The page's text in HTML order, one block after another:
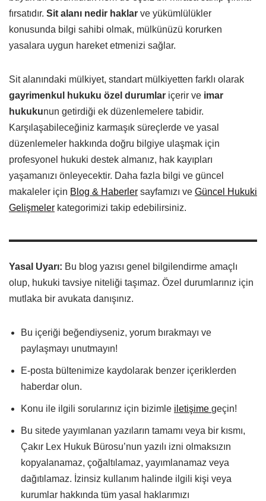
fırsatıdır. Sit alanı nedir haklar ve yükümlülükler
konusunda bilgi sahibi olmak, mülkünüzü korurken
yasalara uygun hareket etmenizi sağlar.
Sit alanındaki mülkiyet, standart mülkiyetten farklı olarak
gayrimenkul hukuku özel durumlar içerir ve imar
hukukunun getirdiği ek düzenlemelere tabidir.
Karşılaşabileceğiniz karmaşık süreçlerde ve yasal
düzenlemeler hakkında doğru bilgiye ulaşmak için
profesyonel hukuki destek almanız, hak kayıpları
yaşamanızı önleyecektir. Daha fazla bilgi ve güncel
makaleler için Blog & Haberler sayfamızı ve Güncel Hukuki
Gelişmeler kategorimizi takip edebilirsiniz.
Yasal Uyarı: Bu blog yazısı genel bilgilendirme amaçlı
olup, hukuki tavsiye niteliği taşımaz. Özel durumlarınız için
mutlaka bir avukata danışınız.
Bu içeriği beğendiyseniz, yorum bırakmayı ve
paylaşmayı unutmayın!
E-posta bültenimize kaydolarak benzer içeriklerden
haberdar olun.
Konu ile ilgili sorularınız için bizimle iletişime geçin!
Bu sitede yayımlanan yazıların tamamı veya bir kısmı,
Çakır Lex Hukuk Bürosu’nun yazılı izni olmaksızın
kopyalanamaz, çoğaltılamaz, yayımlanamaz veya
dağıtılamaz. İzinsiz kullanım halinde ilgili kişi veya
kurumlar hakkında tüm yasal haklarımızı